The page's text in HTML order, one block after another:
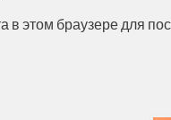
в этом браузере для